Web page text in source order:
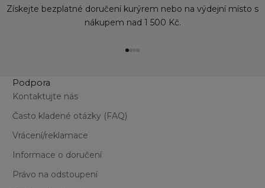
Získejte bezplatné doručení kurýrem nebo na výdejní místo s
nákupem nad 1 500 Kč.
Přejít na položku 1
Přejít na položku 2
Podpora
Kontaktujte nás
Často kladené otázky (FAQ)
Vrácení/reklamace
Informace o doručení
Právo na odstoupení